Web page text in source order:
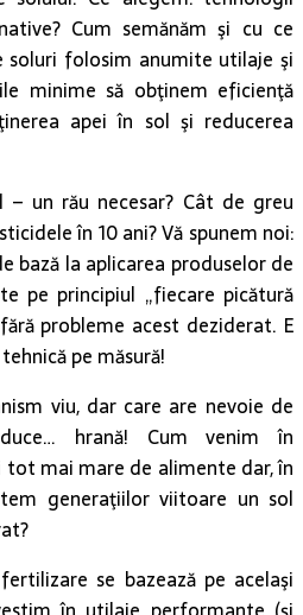
Cum semănăm şi cu ce
soluri folosim anumite utilaje şi
minime să obţinem eficienţă
apei în sol şi reducerea
– un rău necesar? Cât de greu
în 10 ani? Vă spunem noi:
bază la aplicarea produselor de
pe principiul „fiecare picătură
probleme acest deziderat. E
pe măsură!
viu, dar care are nevoie de
hrană! Cum venim în
mai mare de alimente dar, în
generaţiilor viitoare un sol
se bazează pe acelaşi